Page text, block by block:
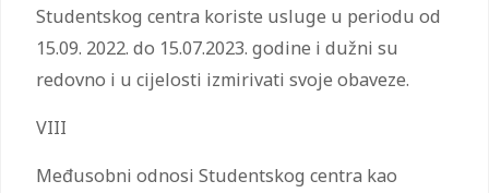
Studentskog centra koriste usluge u periodu od
15.09. 2022. do 15.07.2023. godine i dužni su
redovno i u cijelosti izmirivati svoje obaveze.
VIII
Međusobni odnosi Studentskog centra kao